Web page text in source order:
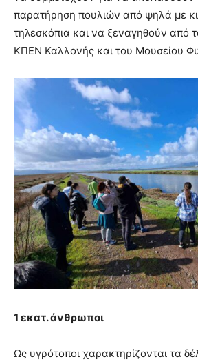
παρατήρηση πουλιών από ψηλά με
τηλεσκόπια και να ξεναγηθούν από
ΚΠΕΝ Καλλονής και του Μουσείου
1 εκατ. άνθρωποι
Ως υγρότοποι χαρακτηρίζονται τα